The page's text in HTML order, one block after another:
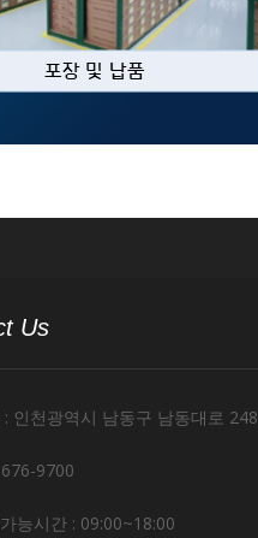
Us
: 인천광역시 남동구 남동대로 248
9700
능시간 : 09:00~18:00